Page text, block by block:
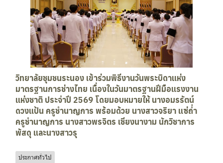
วิทยาลัยชุมชนระนอง เข้าร่วมพิธีงานวันพระบิดาแห่ง
มาตรฐานการช่างไทย เนื่องในวันมาตรฐานฝีมือแรงงาน
แห่งชาติ ประจำปี 2569 โดยมอบหมายให้ นางอมรรัตน์
ดวงแป้น ครูชำนาญการ พร้อมด้วย นางสาวจริยา แซ่ถ่ำ
ครูชำนาญการ นางสาวพรจิตร เชียงนางาม นักวิชาการ
พัสดุ และนางสาวรุ
ประกาศทั่วไป